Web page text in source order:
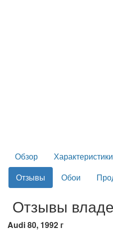
Обзор Характеристики
Отзывы
Обои
Отзывы
Audi 80, 1992 г